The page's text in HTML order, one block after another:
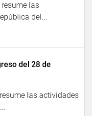
las
del...
del 28 de
las actividades